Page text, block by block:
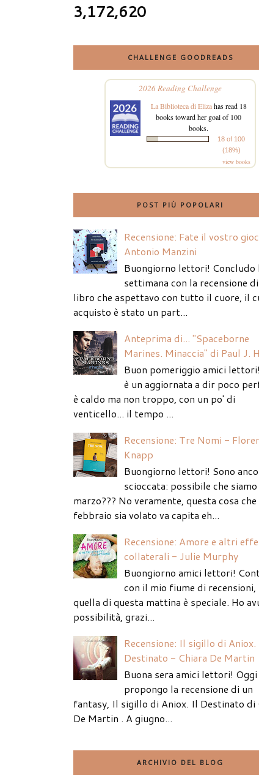
3,172,620
CHALLENGE GOODREADS
2026 Reading Challenge
La Biblioteca di Elizahas read 18
books toward her goal of 100
books.
18 of 100
(18%)
view books
POST PIÙ POPOLARI
Recensione: Fate il vostro
Antonio Manzini
Buongiorno lettori! Concludo
settimana con la recensione
libro che aspettavo con tutto il cuore, il
acquisto è stato un part...
Anteprima di... "Spaceborne
Marines. Minaccia" di Paul J.
Buon pomeriggio amici
è un aggiornata a dir poco
è caldo ma non troppo, con un po' di
venticello... il tempo ...
Recensione: Tre Nomi -
Knapp
Buongiorno lettori! Sono
scioccata: possibile che siamo
marzo??? No veramente, questa cosa che
febbraio sia volato va capita eh...
Recensione: Amore e altri
collaterali - Julie Murphy
Buongiorno amici lettori!
con il mio fiume di recensioni,
quella di questa mattina è speciale. Ho
possibilità, grazi...
Recensione: Il sigillo di
Destinato - Chiara De Martin
Buona sera amici lettori!
propongo la recensione di un
fantasy, Il sigillo di Aniox. Il Destinato di
De Martin . A giugno...
ARCHIVIO DEL BLOG